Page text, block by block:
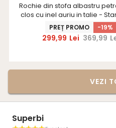
Rochie din stofa albastru
clos cu inel auriu in talie -
PREȚ PROMO -19%
299,99 Lei 369,99
VEZI